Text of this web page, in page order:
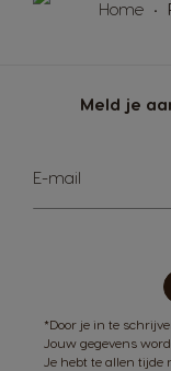
Home
Meld je
u
E-mail
*Door je in te
Jouw gegevens
Je hebt te allen tijde